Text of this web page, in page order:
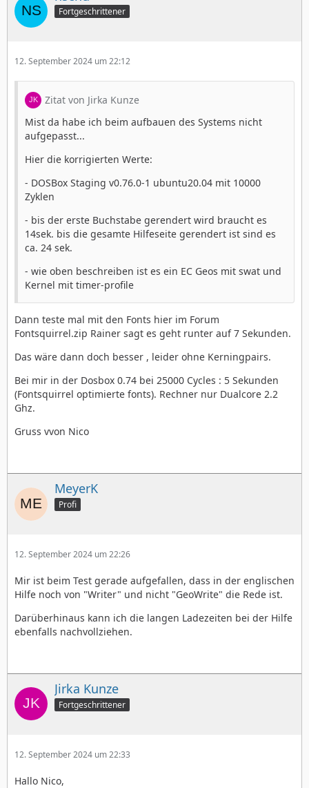
Fortgeschrittener
12. September 2024 um 22:12
Zitat von Jirka Kunze
Mist da habe ich beim aufbauen des Systems nicht
aufgepasst...
Hier die korrigierten Werte:
- DOSBox Staging v0.76.0-1 ubuntu20.04 mit 10000
Zyklen
- bis der erste Buchstabe gerendert wird braucht es
14sek. bis die gesamte Hilfeseite gerendert ist sind es
ca. 24 sek.
- wie oben beschreiben ist es ein EC Geos mit swat und
Kernel mit timer-profile
Dann teste mal mit den Fonts hier im Forum
Fontsquirrel.zip Rainer sagt es geht runter auf 7 Sekunden.
Das wäre dann doch besser , leider ohne Kerningpairs.
Bei mir in der Dosbox 0.74 bei 25000 Cycles : 5 Sekunden
(Fontsquirrel optimierte fonts). Rechner nur Dualcore 2.2
Ghz.
Gruss vvon Nico
MeyerK
Profi
12. September 2024 um 22:26
Mir ist beim Test gerade aufgefallen, dass in der englischen
Hilfe noch von "Writer" und nicht "GeoWrite" die Rede ist.
Darüberhinaus kann ich die langen Ladezeiten bei der Hilfe
ebenfalls nachvollziehen.
Jirka Kunze
Fortgeschrittener
12. September 2024 um 22:33
Hallo Nico,